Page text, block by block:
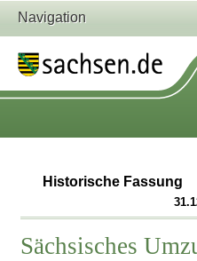
Navigation
Historische Fassung
Sächsisches